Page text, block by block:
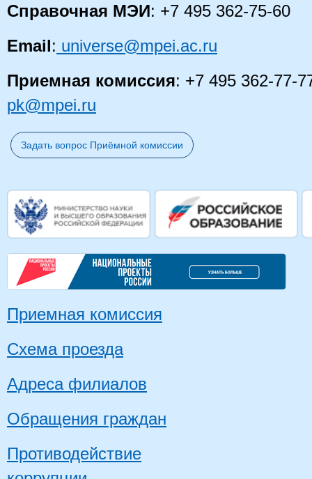
Справочная МЭИ: +7 495 362-75-60
Email: universe@mpei.ac.ru
Приемная комиссия: +7 495 362-77-
pk@mpei.ru
Задать вопрос Приёмной комиссии
Приемная комиссия
Схема проезда
Адреса филиалов
Обращения граждан
Противодействие